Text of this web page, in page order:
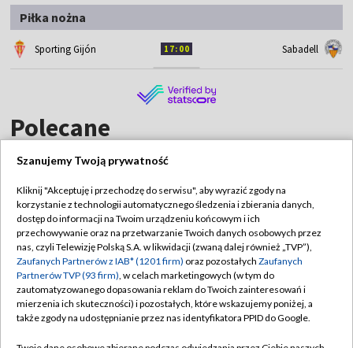
Piłka nożna
Sporting Gijón 17:00 Sabadell
Polecane
TVP
Abonament TVP
Sklep TVP
Biuro Reklamy
Oferta Handlowa
Regulamin TVP
Polityka prywatności
Moje zgody
Biuro reklamy
Szanujemy Twoją prywatność
Kliknij "Akceptuję i przechodzę do serwisu", aby wyrazić zgody na
korzystanie z technologii automatycznego śledzenia i zbierania danych,
dostęp do informacji na Twoim urządzeniu końcowym i ich
przechowywanie oraz na przetwarzanie Twoich danych osobowych przez
nas, czyli Telewizję Polską S.A. w likwidacji (zwaną dalej również „TVP”),
Zaufanych Partnerów z IAB* (1201 firm) oraz pozostałych Zaufanych
Partnerów TVP (93 firm), w celach marketingowych (w tym do
zautomatyzowanego dopasowania reklam do Twoich zainteresowań i
mierzenia ich skuteczności) i pozostałych, które wskazujemy poniżej, a
także zgody na udostępnianie przez nas identyfikatora PPID do Google.